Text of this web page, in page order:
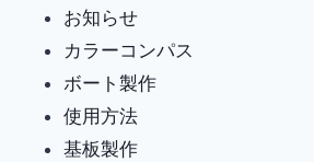
お知らせ
カラーコンパス
ボート製作
使用方法
基板製作